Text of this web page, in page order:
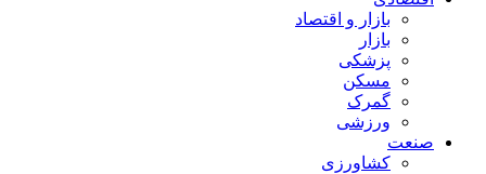
بازار و اقتصاد
بازار
پزشکی
مسکن
گمرک
ورزشی
صنعت
کشاورزی